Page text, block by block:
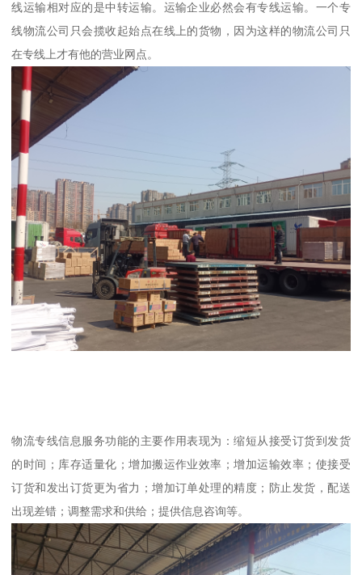
线运输相对应的是中转运输。运输企业必然会有专线运输。一个专
线物流公司只会揽收起始点在线上的货物，因为这样的物流公司只
在专线上才有他的营业网点。
物流专线信息服务功能的主要作用表现为：缩短从接受订货到发货
的时间；库存适量化；增加搬运作业效率；增加运输效率；使接受
订货和发出订货更为省力；增加订单处理的精度；防止发货，配送
出现差错；调整需求和供给；提供信息咨询等。